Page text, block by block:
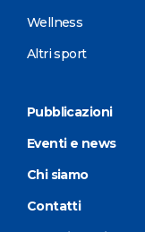
Wellness
Altri sport
Pubblicazioni
Eventi e news
Chi siamo
Contatti